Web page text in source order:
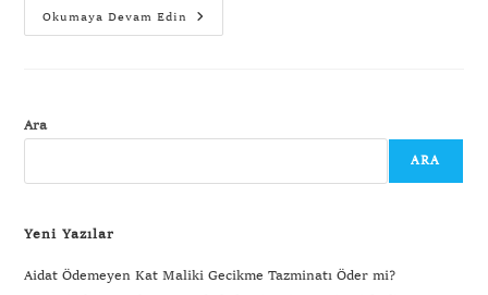
Okumaya Devam Edin
Ara
ARA
Yeni Yazılar
Aidat Ödemeyen Kat Maliki Gecikme Tazminatı Öder mi?